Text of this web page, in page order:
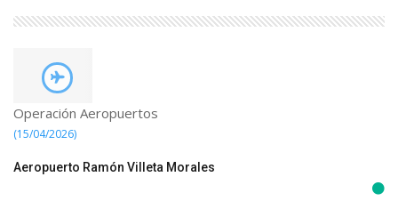
Operación Aeropuertos
(15/04/2026)
Aeropuerto Ramón Villeta Morales